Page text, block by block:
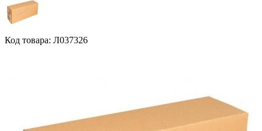
Код товара: Л037326